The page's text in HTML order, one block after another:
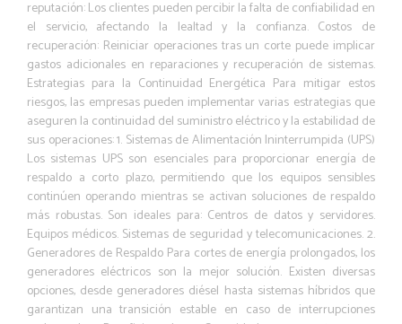
reputación: Los clientes pueden percibir la falta de confiabilidad en
el servicio, afectando la lealtad y la confianza. Costos de
recuperación: Reiniciar operaciones tras un corte puede implicar
gastos adicionales en reparaciones y recuperación de sistemas.
Estrategias para la Continuidad Energética Para mitigar estos
riesgos, las empresas pueden implementar varias estrategias que
aseguren la continuidad del suministro eléctrico y la estabilidad de
sus operaciones: 1. Sistemas de Alimentación Ininterrumpida (UPS)
Los sistemas UPS son esenciales para proporcionar energía de
respaldo a corto plazo, permitiendo que los equipos sensibles
continúen operando mientras se activan soluciones de respaldo
más robustas. Son ideales para: Centros de datos y servidores.
Equipos médicos. Sistemas de seguridad y telecomunicaciones. 2.
Generadores de Respaldo Para cortes de energía prolongados, los
generadores eléctricos son la mejor solución. Existen diversas
opciones, desde generadores diésel hasta sistemas híbridos que
garantizan una transición estable en caso de interrupciones